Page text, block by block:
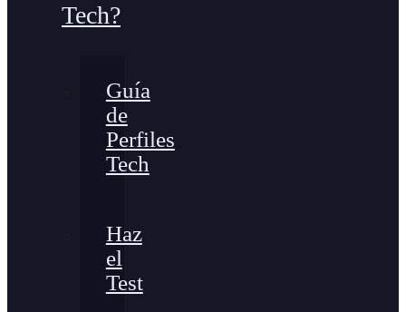
Tech?
Guía
de
Perfiles
Tech
Haz
el
Test